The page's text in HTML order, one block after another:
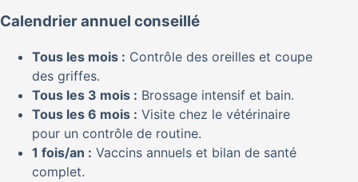
Calendrier annuel conseillé
Tous les mois : Contrôle des oreilles et coupe
des griffes.
Tous les 3 mois : Brossage intensif et bain.
Tous les 6 mois : Visite chez le vétérinaire
pour un contrôle de routine.
1 fois/an : Vaccins annuels et bilan de santé
complet.